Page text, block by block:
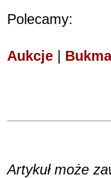
Polecamy:
Aukcje
Artykuł może